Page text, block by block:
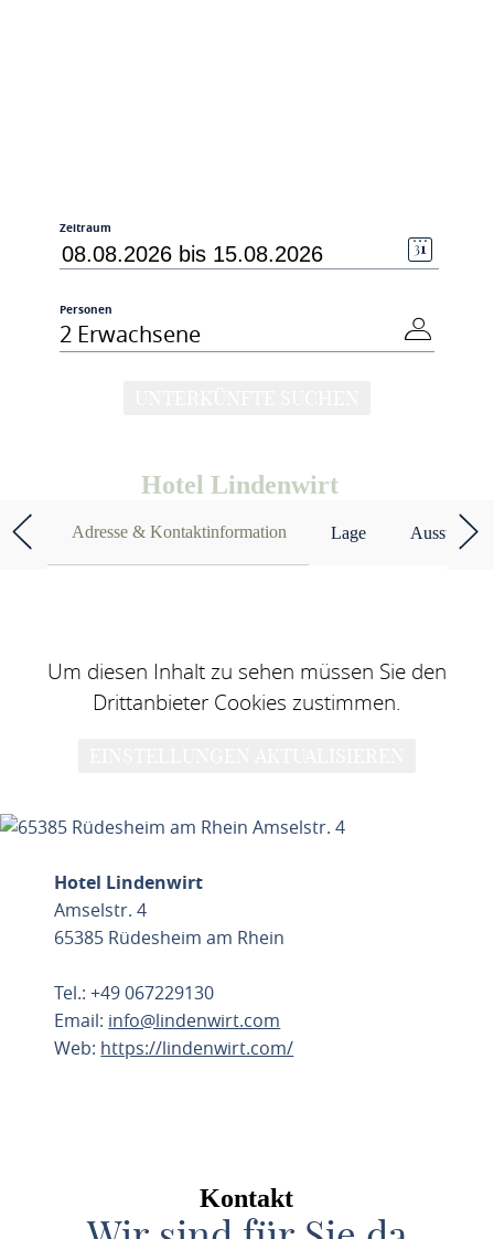
Zeitraum
Personen
2 Erwachsene
Hotel Lindenwirt
Adresse & Kontaktinformation Lage
Um diesen Inhalt zu sehen müssen Sie den
Drittanbieter Cookies zustimmen.
Hotel Lindenwirt
Amselstr. 4
65385 Rüdesheim am Rhein
Tel.: +49 067229130
Email: info@lindenwirt.com
Web: https://lindenwirt.com/
Kontakt